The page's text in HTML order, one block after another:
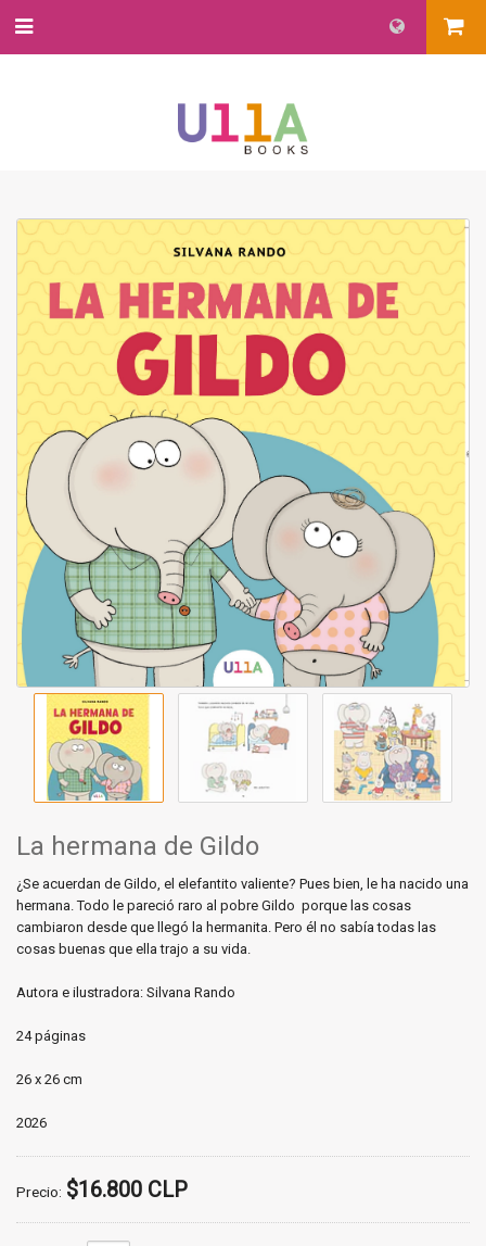
La hermana de Gildo
¿Se acuerdan de Gildo, el elefantito valiente? Pues bien, le ha nacido una
hermana. Todo le pareció raro al pobre Gildo porque las cosas
cambiaron desde que llegó la hermanita. Pero él no sabía todas las
cosas buenas que ella trajo a su vida.
Autora e ilustradora: Silvana Rando
24 páginas
26 x 26 cm
2026
Precio: $16.800 CLP